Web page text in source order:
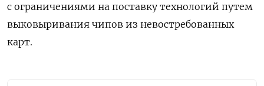
с ограничениями на поставку технологий путем
выковыривания чипов из невостребованных
карт.